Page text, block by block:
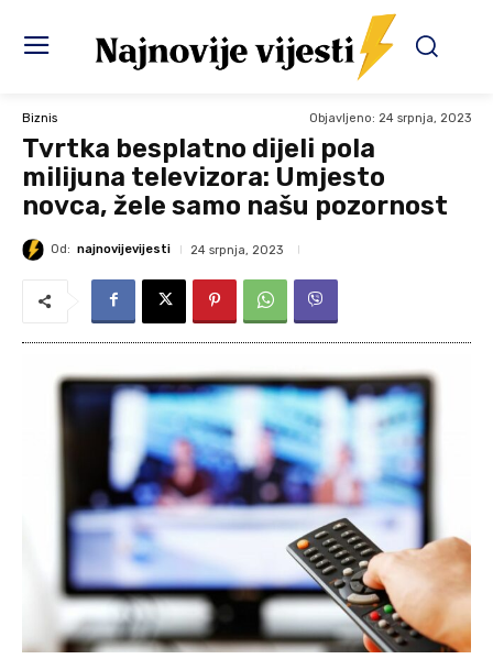
Biznis Objavljeno: 24 srpnja, 2023
Tvrtka besplatno dijeli pola
milijuna televizora: Umjesto
novca, žele samo našu pozornost
Od: najnovijevijesti 24 srpnja, 2023